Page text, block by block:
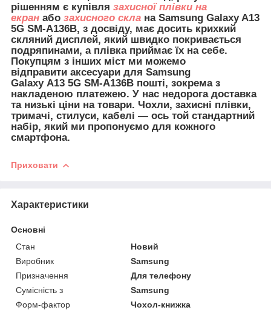
рішенням є купівля захисної плівки на
екран або захисного скла на Samsung Galaxy A13
5G SM-A136B, з досвіду, має досить крихкий
скляний дисплей, який швидко покривається
подряпинами, а плівка приймає їх на себе.
Покупцям з інших міст ми можемо
відправити аксесуари для Samsung
Galaxy A13 5G SM-A136B пошті, зокрема з
накладеною платежею. У нас недорога доставка
та низькі ціни на товари. Чохли, захисні плівки,
тримачі, стилуси, кабелі — ось той стандартний
набір, який ми пропонуємо для кожного
смартфона.
Приховати
Характеристики
Основні
Стан
Новий
Виробник
Samsung
Призначення
Для телефону
Сумісність з
Samsung
Форм-фактор
Чохол-книжка